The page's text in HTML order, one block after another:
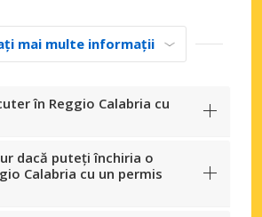
mai multe informații
în Reggio Calabria cu
dacă puteți închiria o
Calabria cu un permis